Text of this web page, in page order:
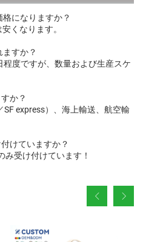
になりますか？
くなります。
すか？
度ですが、数量および生産スケ
か？
SF express）、海上輸送、航空輸
けていますか？
み受け付けています！